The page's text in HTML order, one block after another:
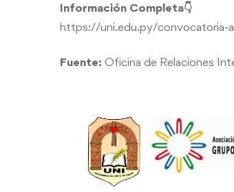
Información Completa👇
https://uni.edu.py/convocatoria-
Fuente: Oficina de Relaciones